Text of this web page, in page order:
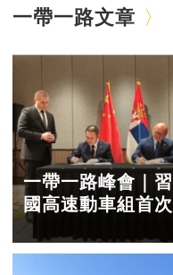
一帶一路文章
一帶一路峰會｜
國高速動車組首